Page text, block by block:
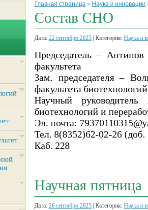
Главная страница » Наука и инновации
Состав СНО
Дата: 22 сентября 2025 | Категория: Наука и
Председатель –
факультета
Зам. председателя –
факультета
Научный
биотехнологий и
Эл. почта:
Тел. 8(8352)62-02-26 (доб.
Каб. 228
Научная пятница
Дата: 26 сентября 2025 | Категория: Наука и